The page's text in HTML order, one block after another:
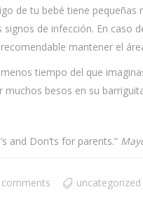
de tu bebé tiene
de infección. En caso
mantener el
tiempo del que
besos en su
and Don’ts for parents.”
comments uncategorized